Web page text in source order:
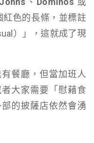
紅色的長條，並標註
）」，這就成了現
餐廳，但當加班人
大家需要「慰藉食
的披薩店依然會湧